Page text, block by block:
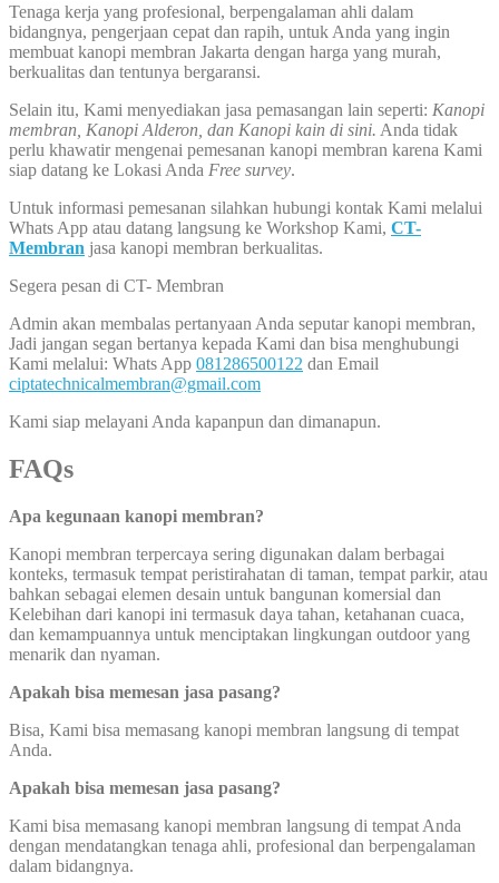
Tenaga kerja yang profesional, berpengalaman ahli dalam
bidangnya, pengerjaan cepat dan rapih, untuk Anda yang ingin
membuat kanopi membran Jakarta dengan harga yang murah,
berkualitas dan tentunya bergaransi.
Selain itu, Kami menyediakan jasa pemasangan lain seperti: Kanopi
membran, Kanopi Alderon, dan Kanopi kain di sini. Anda tidak
perlu khawatir mengenai pemesanan kanopi membran karena Kami
siap datang ke Lokasi Anda Free survey.
Untuk informasi pemesanan silahkan hubungi kontak Kami melalui
Whats App atau datang langsung ke Workshop Kami, CT-
Membran jasa kanopi membran berkualitas.
Segera pesan di CT- Membran
Admin akan membalas pertanyaan Anda seputar kanopi membran,
Jadi jangan segan bertanya kepada Kami dan bisa menghubungi
Kami melalui: Whats App 081286500122 dan Email
ciptatechnicalmembran@gmail.com
Kami siap melayani Anda kapanpun dan dimanapun.
FAQs
Apa kegunaan kanopi membran?
Kanopi membran terpercaya sering digunakan dalam berbagai
konteks, termasuk tempat peristirahatan di taman, tempat parkir, atau
bahkan sebagai elemen desain untuk bangunan komersial dan
Kelebihan dari kanopi ini termasuk daya tahan, ketahanan cuaca,
dan kemampuannya untuk menciptakan lingkungan outdoor yang
menarik dan nyaman.
Apakah bisa memesan jasa pasang?
Bisa, Kami bisa memasang kanopi membran langsung di tempat
Anda.
Apakah bisa memesan jasa pasang?
Kami bisa memasang kanopi membran langsung di tempat Anda
dengan mendatangkan tenaga ahli, profesional dan berpengalaman
dalam bidangnya.